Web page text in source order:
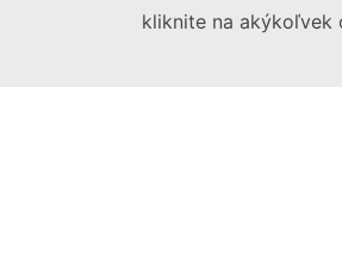
kliknite na akýkoľvek
Nahlásiť IT